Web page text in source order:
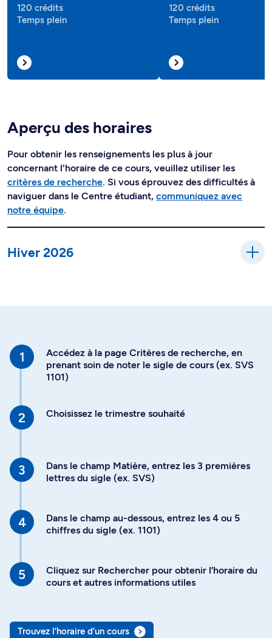
120 crédits
Temps plein
120 crédits
Temps plein
Aperçu des horaires
Pour obtenir les renseignements les plus à jour
concernant l'horaire de ce cours, veuillez utiliser les
critères de recherche. Si vous éprouvez des difficultés à
naviguer dans le Centre étudiant, communiquez avec
notre équipe.
Hiver 2026
Accédez à la page Critères de recherche, en
prenant soin de noter le sigle de cours (ex. SVS
1101)
Choisissez le trimestre souhaité
Dans le champ Matière, entrez les 3 premières
lettres du sigle (ex. SVS)
Dans le champ au-dessous, entrez les 4 ou 5
chiffres du sigle (ex. 1101)
Cliquez sur Rechercher pour obtenir l’horaire du
cours et autres informations utiles
Trouvez l’horaire d’un cours